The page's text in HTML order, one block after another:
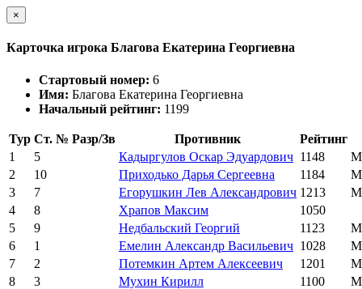
×
Карточка игрока Благова Екатерина Георгиевна
Стартовый номер: 6
Имя: Благова Екатерина Георгиевна
Начальный рейтинг: 1199
Тур Ст. № Разр/Зв Противник
Рейтинг
1
5 Кадыргулов Оскар Эдуардович 1148
2
10 Приходько Дарья Сергеевна 1184
3
7 Егорушкин Лев Александрович 1213
4
8 Храпов Максим
1050
5
9 Недбальский Георгий 1123
6
1 Емелин Александр Васильевич 1028
7
2 Потемкин Артем Алексеевич 1201
8
3 Мухин Кирилл 1100